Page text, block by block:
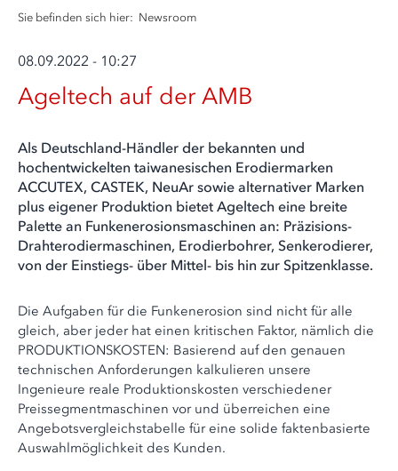
Sie befinden sich hier: Newsroom
08.09.2022 - 10:27
Ageltech auf der AMB
Als Deutschland-Händler der bekannten und
hochentwickelten taiwanesischen Erodiermarken
ACCUTEX, CASTEK, NeuAr sowie alternativer Marken
plus eigener Produktion bietet Ageltech eine breite
Palette an Funkenerosionsmaschinen an: Präzisions-
Drahterodiermaschinen, Erodierbohrer, Senkerodierer,
von der Einstiegs- über Mittel- bis hin zur Spitzenklasse.
Die Aufgaben für die Funkenerosion sind nicht für alle
gleich, aber jeder hat einen kritischen Faktor, nämlich die
PRODUKTIONSKOSTEN: Basierend auf den genauen
technischen Anforderungen kalkulieren unsere
Ingenieure reale Produktionskosten verschiedener
Preissegmentmaschinen vor und überreichen eine
Angebotsvergleichstabelle für eine solide faktenbasierte
Auswahlmöglichkeit des Kunden.